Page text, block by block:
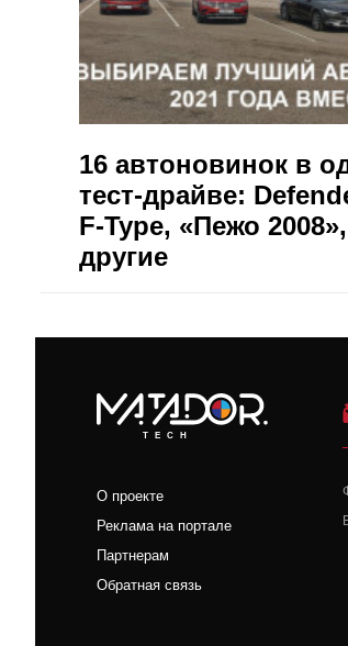
16 автоновинок в
тест-драйве:
F-Type, «Пежо
другие
TECH
О проекте
Реклама на портале
Партнерам
Обратная связь